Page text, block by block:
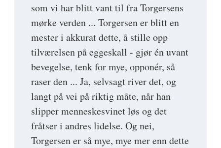
som vi har blitt vant til fra Torgersens
mørke verden ... Torgersen er blitt en
mester i akkurat dette, å stille opp
tilværelsen på eggeskall - gjør én uvant
bevegelse, tenk for mye, opponér, så
raser den ... Ja, selvsagt river det, og
langt på vei på riktig måte, når han
slipper menneske­svinet løs og det
fråtser i andres lidelse. Og nei,
Torgersen er så mye, mye mer enn dette